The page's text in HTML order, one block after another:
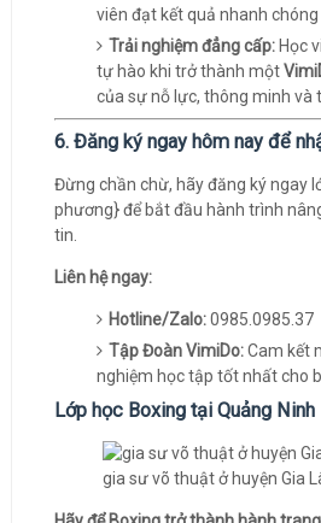
viên đạt kết quả nhanh chóng
Trải nghiệm đẳng cấp:Học
tự hào khi trở thành một
của sự nỗ lực, thông minh và
6. Đăng ký ngay hôm nay để
Đừng chần chừ, hãy đăng ký ngay
phương} để bắt đầu hành trình
tin.
Liên hệ ngay:
Hotline/Zalo:0985.0985.37
Tập Đoàn VimiDo:Cam kết
nghiệm học tập tốt nhất cho
Lớp học Boxing tại Quảng Ninh
gia sư võ thuật ở huyện Gia